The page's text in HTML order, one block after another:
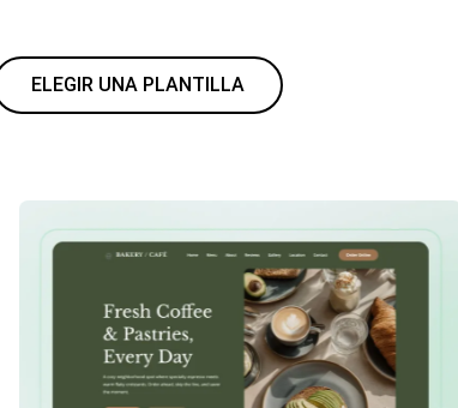
ELEGIR UNA PLANTILLA